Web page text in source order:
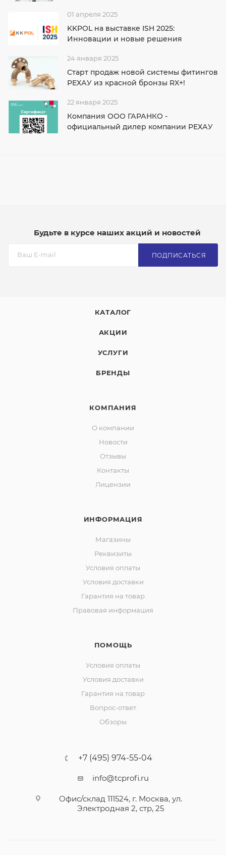
01 апреля 2025
KKPOL на выставке ISH 2025:
Инновации и новые решения
24 января 2025
Старт продаж новой системы фитингов
РЕХАУ из красной бронзы RX+!
22 января 2025
Компания ООО ГАРАНКО -
официальный дилер компании РЕХАУ
Будьте в курсе наших акций и новостей
ПОДПИСАТЬСЯ
КАТАЛОГ
АКЦИИ
УСЛУГИ
БРЕНДЫ
КОМПАНИЯ
О компании
Новости
Отзывы
Контакты
Лицензии
ИНФОРМАЦИЯ
Магазины
Реквизиты
Условия оплаты
Условия доставки
Гарантия на товар
Правовая информация
ПОМОЩЬ
Условия оплаты
Условия доставки
Гарантия на товар
Вопрос-ответ
Обзоры
+7 (495) 974-55-04
info@tcprofi.ru
Офис/склад 111524, г. Москва, ул.
Электродная 2, стр, 25